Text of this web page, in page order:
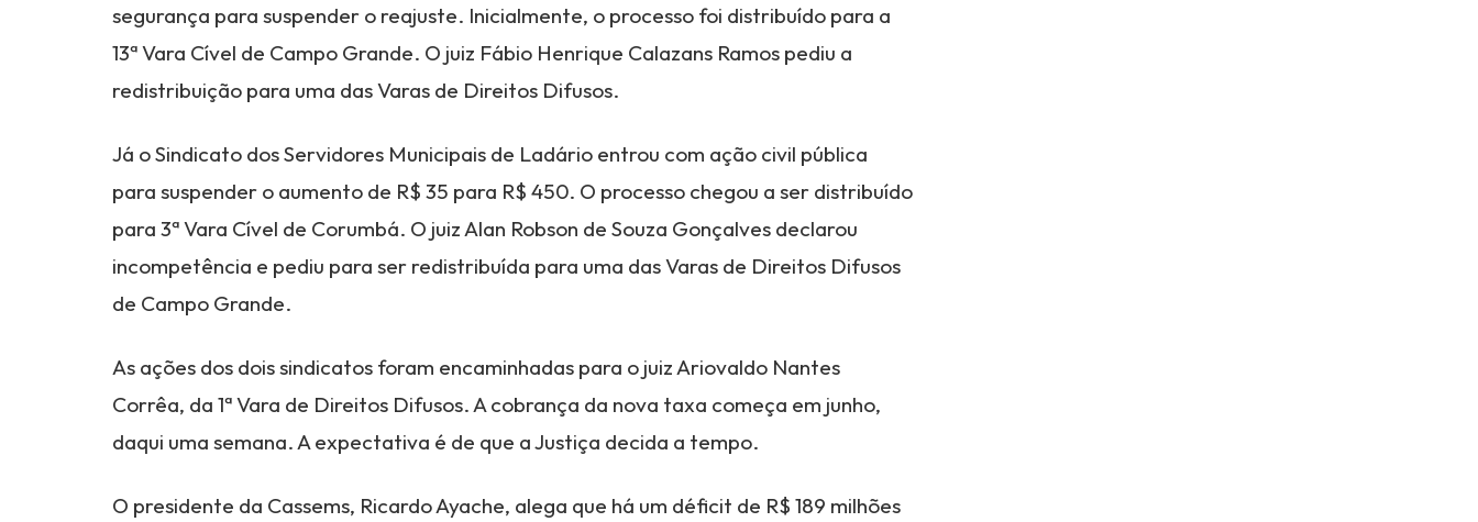
segurança para suspender o reajuste. Inicialmente, o processo foi distribuído para a
13ª Vara Cível de Campo Grande. O juiz Fábio Henrique Calazans Ramos pediu a
redistribuição para uma das Varas de Direitos Difusos.
Já o Sindicato dos Servidores Municipais de Ladário entrou com ação civil pública
para suspender o aumento de R$ 35 para R$ 450. O processo chegou a ser distribuído
para 3ª Vara Cível de Corumbá. O juiz Alan Robson de Souza Gonçalves declarou
incompetência e pediu para ser redistribuída para uma das Varas de Direitos Difusos
de Campo Grande.
As ações dos dois sindicatos foram encaminhadas para o juiz Ariovaldo Nantes
Corrêa, da 1ª Vara de Direitos Difusos. A cobrança da nova taxa começa em junho,
daqui uma semana. A expectativa é de que a Justiça decida a tempo.
O presidente da Cassems, Ricardo Ayache, alega que há um déficit de R$ 189 milhões